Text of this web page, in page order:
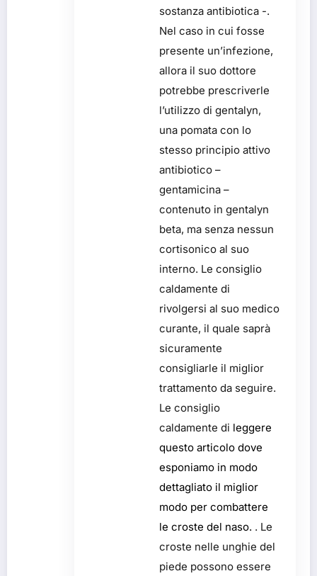
sostanza antibiotica -.
Nel caso in cui fosse
presente un’infezione,
allora il suo dottore
potrebbe prescriverle
l’utilizzo di gentalyn,
una pomata con lo
stesso principio attivo
antibiotico –
gentamicina –
contenuto in gentalyn
beta, ma senza nessun
cortisonico al suo
interno. Le consiglio
caldamente di
rivolgersi al suo medico
curante, il quale saprà
sicuramente
consigliarle il miglior
trattamento da seguire.
Le consiglio
caldamente di leggere
questo articolo dove
esponiamo in modo
dettagliato il miglior
modo per combattere
le croste del naso. . Le
croste nelle unghie del
piede possono essere